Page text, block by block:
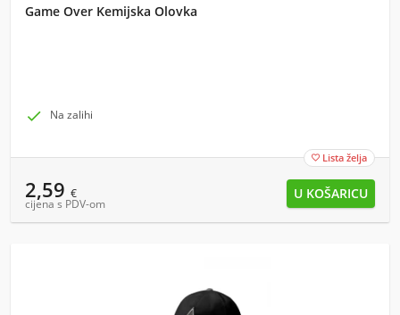
Game Over Kemijska Olovka
 Na zalihi
 Lista želja
2,59 €
cijena s PDV-om